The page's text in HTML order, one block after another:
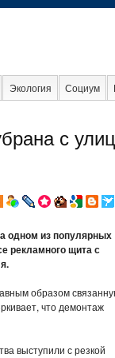
Экология Социум
с
одном из популярных
рекламного щита с
образом
что демонтаж
выступили с резкой